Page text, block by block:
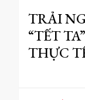
TRẢI
“TẾT
THỰC